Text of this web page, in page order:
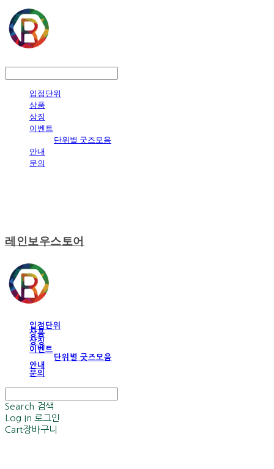
입점단위
상품
상징
이벤트
단위별 굿즈모음
안내
문의
레인보우스토어
입점단위
상품
상징
이벤트
단위별 굿즈모음
안내
문의
Search 검색
Log In 로그인
Cart장바구니